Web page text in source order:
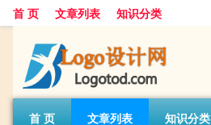
首 页 文章列表 知识分类
首 页 文章列表 知识分类